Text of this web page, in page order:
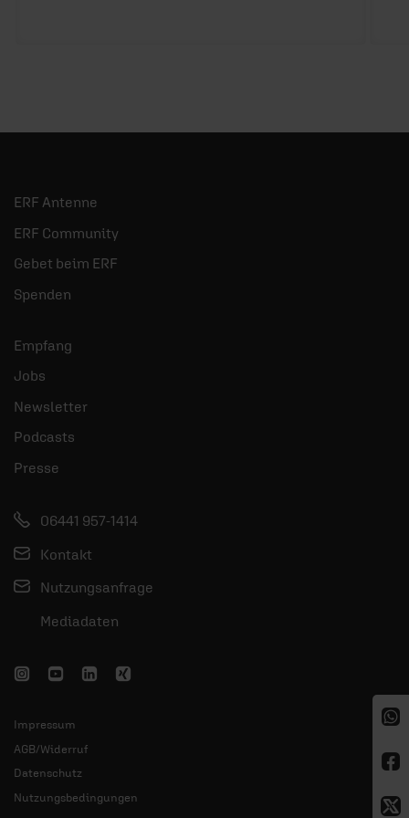
ERF Antenne
ERF Community
Gebet beim ERF
Spenden
Empfang
Jobs
Newsletter
Podcasts
Presse
06441 957-1414
Kontakt
Nutzungsanfrage
Mediadaten
Impressum
AGB/Widerruf
Datenschutz
Nutzungsbedingungen